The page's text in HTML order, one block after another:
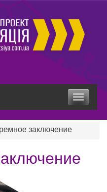
Toggle
navigation
заключение